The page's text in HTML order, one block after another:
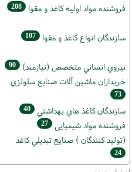
فروشنده مواد اوليه كاغذ و مقوا 208
سازندگان انواع کاغذ و مقوا 107
نيروي انساني متخصص (نیازمند) 90
خریداران ماشين آلات صنايع سلولزي
73
سازندگان كاغذ هاي بهداشتي 40
فروشنده مواد شیمیایی 27
(تولید كنندگان ) صنايع تبديلي كاغذ
24